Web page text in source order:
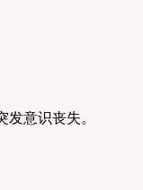
意识丧失。